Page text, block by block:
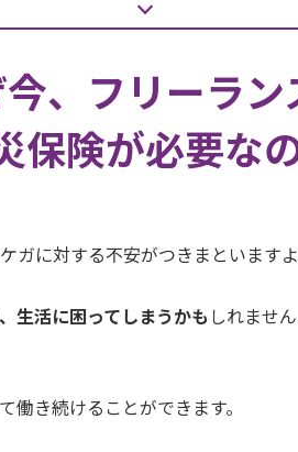
、フリーラン
保険が必要な
に対する不安がつきまといますよ
生活に困ってしまうかも しれません
働き続けることができます。